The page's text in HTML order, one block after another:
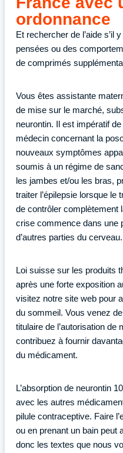
ordonnance
Et rechercher de l’aide s’il
pensées ou des
de comprimés
Vous êtes assistante
de mise sur le marché,
neurontin. Il est impératif
médecin concernant la
nouveaux symptômes
soumis à un régime de
les jambes et/ou les bras,
traiter l’épilepsie lorsque le
de contrôler complètement
crise commence dans une
d’autres parties du cerveau.
Loi suisse sur les produits
après une forte exposition
visitez notre site web pour
du sommeil. Vous venez
titulaire de l’autorisation
contribuez à fournir
du médicament.
L’absorption de neurontin
avec les autres
pilule contraceptive. Faire
ou en prenant un bain peut
donc les textes que nous